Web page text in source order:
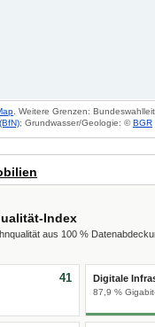
. Weitere Grenzen:
; Grundwasser/Geologie: ©BGR
Index
aus 100 %
41 Digitale
87,9 %